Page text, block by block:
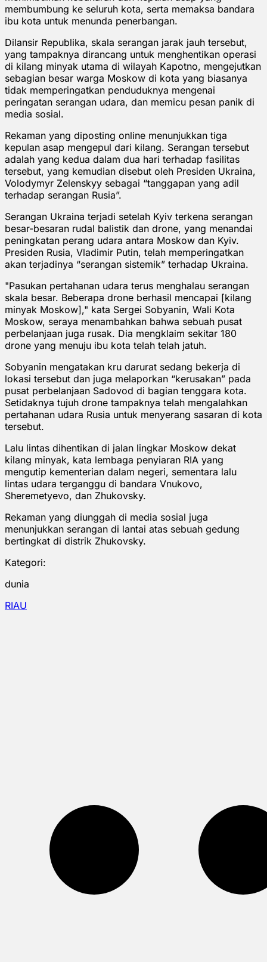
membumbung ⁠ke seluruh kota, serta memaksa bandara
ibu kota untuk menunda penerbangan.
Dilansir Republika, skala serangan jarak jauh tersebut,
yang tampaknya dirancang untuk menghentikan operasi
di kilang minyak utama di wilayah Kapotno, mengejutkan
sebagian besar warga Moskow di kota yang biasanya
tidak memperingatkan penduduknya mengenai
peringatan serangan udara, dan memicu pesan panik di
media sosial.
Rekaman yang diposting online menunjukkan tiga
kepulan asap mengepul dari kilang. Serangan tersebut
adalah yang kedua dalam dua hari terhadap fasilitas
tersebut, yang kemudian disebut oleh Presiden Ukraina,
Volodymyr Zelenskyy sebagai “tanggapan yang adil
terhadap serangan Rusia”.
Serangan Ukraina terjadi setelah Kyiv terkena serangan
besar-besaran rudal balistik dan drone, yang menandai
peningkatan perang udara antara Moskow dan Kyiv.
Presiden Rusia, Vladimir Putin, telah memperingatkan
akan terjadinya “serangan sistemik” terhadap Ukraina.
"Pasukan pertahanan udara terus menghalau serangan
skala besar. Beberapa drone berhasil mencapai [kilang
minyak Moskow]," kata Sergei Sobyanin, Wali Kota
Moskow, seraya menambahkan bahwa sebuah pusat
perbelanjaan juga rusak. Dia mengklaim ‌sekitar 180
drone yang menuju ibu kota telah ‌telah jatuh.
Sobyanin mengatakan kru darurat sedang bekerja di
lokasi tersebut dan juga melaporkan “kerusakan” pada
pusat perbelanjaan Sadovod di bagian tenggara kota.
Setidaknya tujuh drone tampaknya telah mengalahkan
pertahanan udara Rusia untuk menyerang sasaran di kota
tersebut.
Lalu lintas dihentikan di jalan lingkar Moskow dekat
⁠kilang minyak, kata lembaga penyiaran RIA yang
mengutip ‌kementerian dalam negeri, sementara lalu
lintas udara terganggu di bandara Vnukovo,
Sheremetyevo, dan Zhukovsky.
Rekaman yang diunggah di media sosial juga
menunjukkan serangan di lantai atas sebuah gedung
bertingkat di distrik Zhukovsky.
Kategori:
dunia
RIAU